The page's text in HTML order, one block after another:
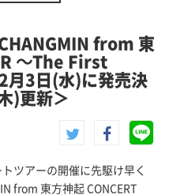
from 東
～The First
3日(水)に発売決
)更新＞
ツアーの開催に先駆け早く
from 東方神起 CONCERT